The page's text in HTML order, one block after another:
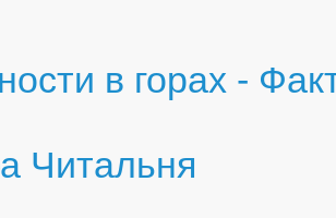
в горах -
Читальня